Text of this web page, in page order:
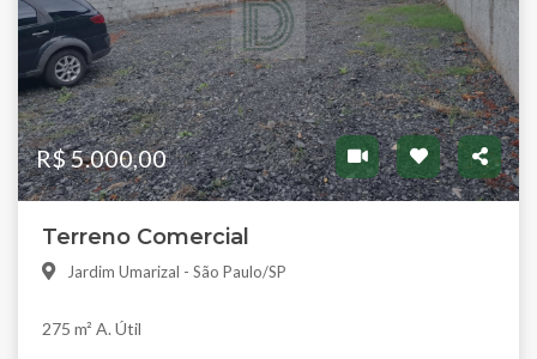
R$ 5.000,00
Terreno Comercial
Jardim Umarizal - São Paulo/SP
275 m² A. Útil